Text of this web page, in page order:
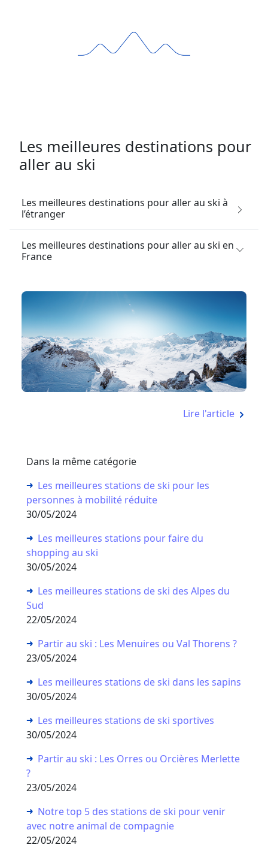
Les meilleures destinations pour
aller au ski
Les meilleures destinations pour aller au ski à
l’étranger
Les meilleures destinations pour aller au ski en
France
Lire l'article
Dans la même catégorie
Les meilleures stations de ski pour les
personnes à mobilité réduite
30/05/2024
Les meilleures stations pour faire du
shopping au ski
30/05/2024
Les meilleures stations de ski des Alpes du
Sud
22/05/2024
Partir au ski : Les Menuires ou Val Thorens ?
23/05/2024
Les meilleures stations de ski dans les sapins
30/05/2024
Les meilleures stations de ski sportives
30/05/2024
Partir au ski : Les Orres ou Orcières Merlette
?
23/05/2024
Notre top 5 des stations de ski pour venir
avec notre animal de compagnie
22/05/2024